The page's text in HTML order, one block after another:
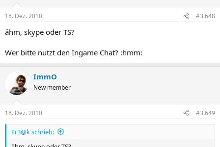
18. Dez. 2010 #3.648
ähm, skype oder TS?
Wer bitte nutzt den Ingame Chat? :hmm:
ImmO
New member
18. Dez. 2010 #3.649
Fr3@k schrieb: